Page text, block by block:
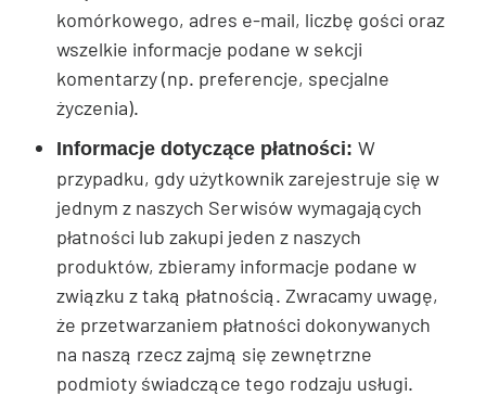
komórkowego, adres e-mail, liczbę gości oraz
wszelkie informacje podane w sekcji
komentarzy (np. preferencje, specjalne
życzenia).
Informacje dotyczące płatności: W
przypadku, gdy użytkownik zarejestruje się w
jednym z naszych Serwisów wymagających
płatności lub zakupi jeden z naszych
produktów, zbieramy informacje podane w
związku z taką płatnością. Zwracamy uwagę,
że przetwarzaniem płatności dokonywanych
na naszą rzecz zajmą się zewnętrzne
podmioty świadczące tego rodzaju usługi.